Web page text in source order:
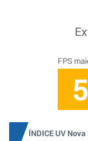
FPS
ÍNDICE UV